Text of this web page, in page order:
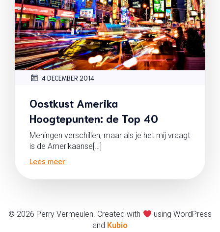
4 DECEMBER 2014
Oostkust Amerika
Hoogtepunten: de Top 40
Meningen verschillen, maar als je het mij vraagt
is de Amerikaanse[…]
Lees meer
© 2026 Perry Vermeulen. Created with
using WordPress
and Kubio